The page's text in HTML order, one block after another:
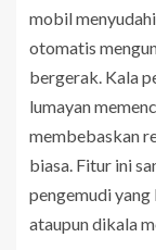
mobil
otomatis
bergerak. Kala
lumayan
membebaskan
biasa. Fitur ini
pengemudi
ataupun dikala